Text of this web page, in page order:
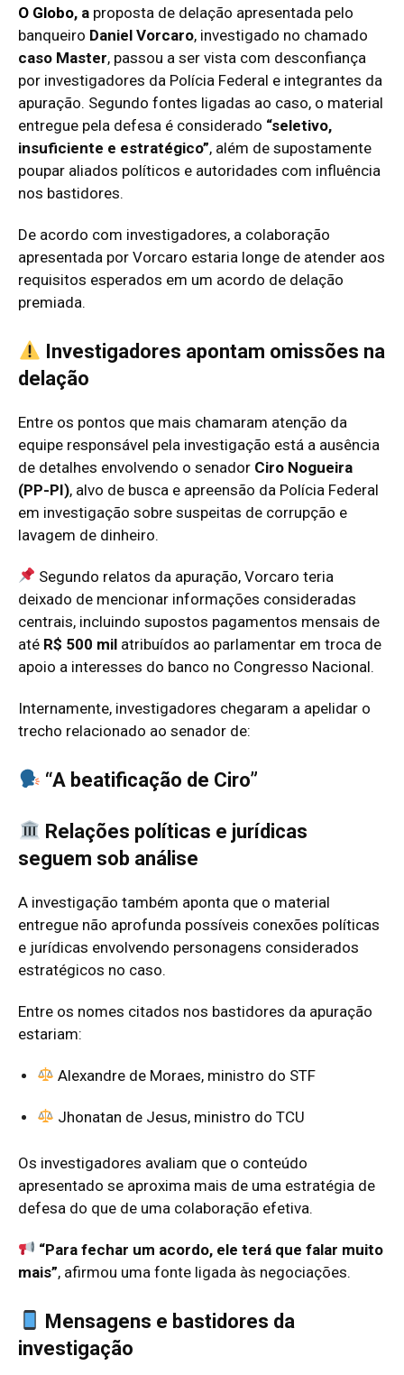
O Globo, a proposta de delação apresentada pelo
banqueiro Daniel Vorcaro, investigado no chamado
caso Master, passou a ser vista com desconfiança
por investigadores da Polícia Federal e integrantes da
apuração. Segundo fontes ligadas ao caso, o material
entregue pela defesa é considerado “seletivo,
insuficiente e estratégico”, além de supostamente
poupar aliados políticos e autoridades com influência
nos bastidores.
De acordo com investigadores, a colaboração
apresentada por Vorcaro estaria longe de atender aos
requisitos esperados em um acordo de delação
premiada.
Investigadores apontam omissões na
delação
Entre os pontos que mais chamaram atenção da
equipe responsável pela investigação está a ausência
de detalhes envolvendo o senador Ciro Nogueira
(PP-PI), alvo de busca e apreensão da Polícia Federal
em investigação sobre suspeitas de corrupção e
lavagem de dinheiro.
Segundo relatos da apuração, Vorcaro teria
deixado de mencionar informações consideradas
centrais, incluindo supostos pagamentos mensais de
até R$ 500 mil atribuídos ao parlamentar em troca de
apoio a interesses do banco no Congresso Nacional.
Internamente, investigadores chegaram a apelidar o
trecho relacionado ao senador de:
“A beatificação de Ciro”
Relações políticas e jurídicas
seguem sob análise
A investigação também aponta que o material
entregue não aprofunda possíveis conexões políticas
e jurídicas envolvendo personagens considerados
estratégicos no caso.
Entre os nomes citados nos bastidores da apuração
estariam:
Alexandre de Moraes, ministro do STF
Jhonatan de Jesus, ministro do TCU
Os investigadores avaliam que o conteúdo
apresentado se aproxima mais de uma estratégia de
defesa do que de uma colaboração efetiva.
“Para fechar um acordo, ele terá que falar muito
mais”, afirmou uma fonte ligada às negociações.
Mensagens e bastidores da
investigação